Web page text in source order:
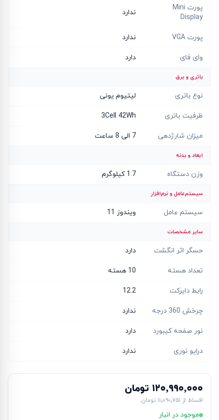
پورت Mini
Display
ندارد
پورت VGA ندارد
وای فای دارد
باتری و برق
نوع باتری لیتیوم یونی
ظرفیت باتری 3Cell 42Wh
میزان شارژدهی 7 الی 8 ساعت
ابعاد و بدنه
وزن دستگاه 1.7 کیلوگرم
سیستم‌عامل و نرم‌افزار
سیستم عامل ویندوز 11
سایر مشخصات
حسگر اثر انگشت دارد
تعداد هسته 10 هسته
رابط دایرکت 12.2
چرخش 360 درجه ندارد
نور صفحه کیبورد دارد
درایو نوری ندارد
۱۲۰٬۹۹۰٬۰۰۰ تومان
اقساط از ۱۱٬۰۹۰٬۷۵۱ تومان
موجود در انبار